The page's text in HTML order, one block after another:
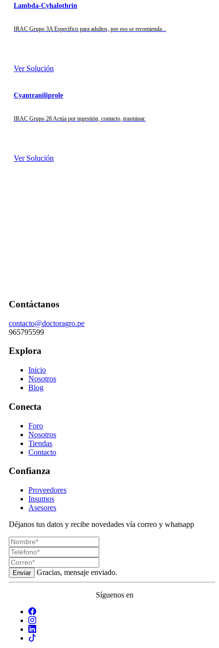
Lambda-Cyhalothrin
IRAC Grupo 3A Específico para adultos, por eso se recomienda...
Ver Solución
Cyantraniliprole
IRAC Grupo 28 Actúa por ingestión, contacto, trasminar.
Ver Solución
Contáctanos
contacto@doctoragro.pe
965795599
Explora
Inicio
Nosotros
Blog
Conecta
Foro
Nosotros
Tiendas
Contacto
Confianza
Proveedores
Insumos
Asesores
Déjanos tus datos y recibe novedades vía correo y whatsapp
Enviar Gracias, mensaje enviado.
Síguenos en